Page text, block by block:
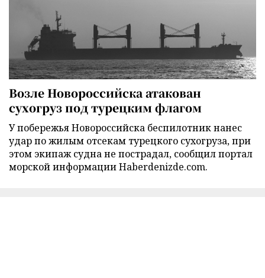
Возле Новороссийска атакован
сухогруз под турецким флагом
У побережья Новороссийска беспилотник нанес
удар по жилым отсекам турецкого сухогруза, при
этом экипаж судна не пострадал, сообщил портал
морской информации Haberdenizde.com.